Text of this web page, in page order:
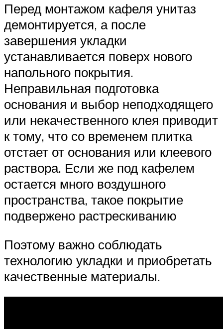
Перед монтажом кафеля унитаз
демонтируется, а после
завершения укладки
устанавливается поверх нового
напольного покрытия.
Неправильная подготовка
основания и выбор неподходящего
или некачественного клея приводит
к тому, что со временем плитка
отстает от основания или клеевого
раствора. Если же под кафелем
остается много воздушного
пространства, такое покрытие
подвержено растрескиванию
Поэтому важно соблюдать
технологию укладки и приобретать
качественные материалы.